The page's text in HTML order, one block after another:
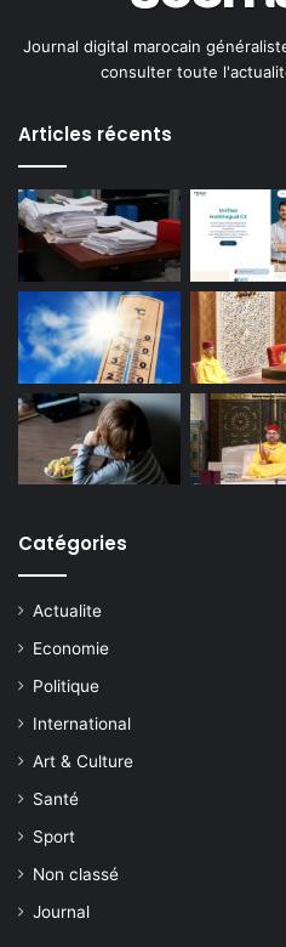
Journal digital marocain
consulter toute
Articles récents
Catégories
Actualite
Economie
Politique
International
Art & Culture
Santé
Sport
Non classé
Journal